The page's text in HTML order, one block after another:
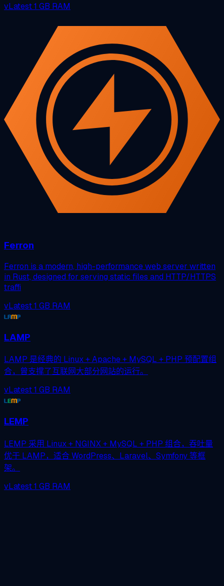
vLatest1 GB RAM
Ferron
Ferron is a modern, high-performance web server written
in Rust, designed for serving static files and HTTP/HTTPS
traffi
vLatest1 GB RAM
LAMP
LAMP 是经典的 Linux + Apache + MySQL + PHP 预配置组
合，曾支撑了互联网大部分网站的运行。
vLatest1 GB RAM
LEMP
LEMP 采用 Linux + NGINX + MySQL + PHP 组合，吞吐量
优于 LAMP，适合 WordPress、Laravel、Symfony 等框
架。
vLatest1 GB RAM